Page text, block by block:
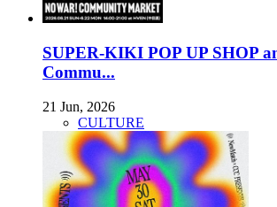
SUPER-KIKI POP UP SHOP
Commu...
21 Jun, 2026
CULTURE